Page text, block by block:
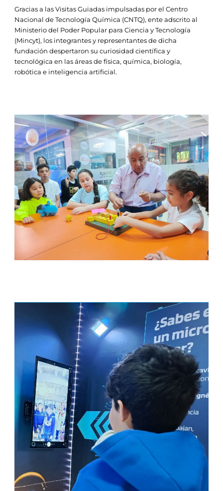
Gracias a las Visitas Guiadas impulsadas por el Centro
Nacional de Tecnología Química (CNTQ), ente adscrito al
Ministerio del Poder Popular para Ciencia y Tecnología
(Mincyt), los integrantes y representantes de dicha
fundación despertaron su curiosidad científica y
tecnológica en las áreas de física, química, biología,
robótica e inteligencia artificial.